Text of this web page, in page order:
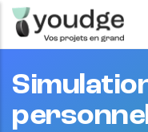
Aller
au
principal